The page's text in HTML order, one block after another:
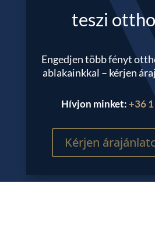
teszi
Engedjen több fényt
ablakainkkal – kérjen
Hívjon minket:+36
Kérjen